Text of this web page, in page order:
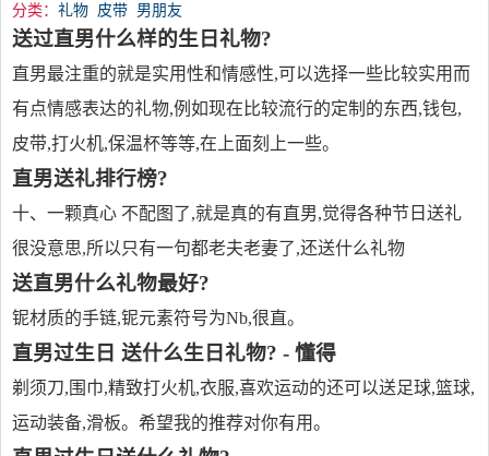
分类： 礼物 皮带 男朋友
送过直男什么样的生日礼物?
直男最注重的就是实用性和情感性,可以选择一些比较实用而
有点情感表达的礼物,例如现在比较流行的定制的东西,钱包,
皮带,打火机,保温杯等等,在上面刻上一些。
直男送礼排行榜?
十、一颗真心 不配图了,就是真的有直男,觉得各种节日送礼
很没意思,所以只有一句都老夫老妻了,还送什么礼物
送直男什么礼物最好?
铌材质的手链,铌元素符号为Nb,很直。
直男过生日 送什么生日礼物? - 懂得
剃须刀,围巾,精致打火机,衣服,喜欢运动的还可以送足球,篮球,
运动装备,滑板。希望我的推荐对你有用。